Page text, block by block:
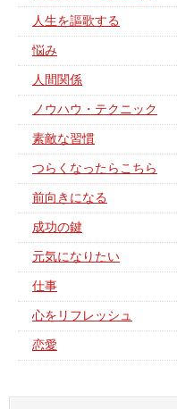
人生を謳歌する
悩み
人間関係
ノウハウ・テクニック
素敵な習慣
つらくなったらこちら
前向きになる
成功の鍵
元気になりたい
仕事
心をリフレッシュ
恋愛